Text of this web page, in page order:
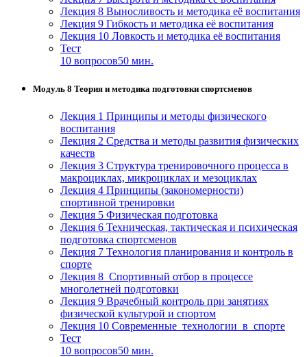
Лекция 8 Выносливость и методика её воспитания
Лекция 9 Гибкость и методика её воспитания
Лекция 10 Ловкость и методика её воспитания
Тест
10 вопросов50 мин.
Модуль 8 Теория и методика подготовки спортсменов
Лекция 1 Принципы и методы физического
воспитания
Лекция 2 Средства и методы развития физических
качеств
Лекция 3 Структура тренировочного процесса в
макроциклах, микроциклах и мезоциклах
Лекция 4 Принципы (закономерности)
спортивной тренировки
Лекция 5 Физическая подготовка
Лекция 6 Техническая, тактическая и психическая
подготовка спортсменов
Лекция 7 Технология планирования и контроль в
спорте
Лекция 8 Спортивный отбор в процессе
многолетней подготовки
Лекция 9 Врачебный контроль при занятиях
физической культурой и спортом
Лекция 10 Современные технологии в спорте
Тест
10 вопросов50 мин.